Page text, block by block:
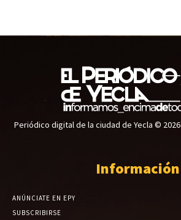
Periódico digital de la ciudad de Yecla © 2026
Información
ANÚNCIATE EN EPY
SUBSCRIBIRSE